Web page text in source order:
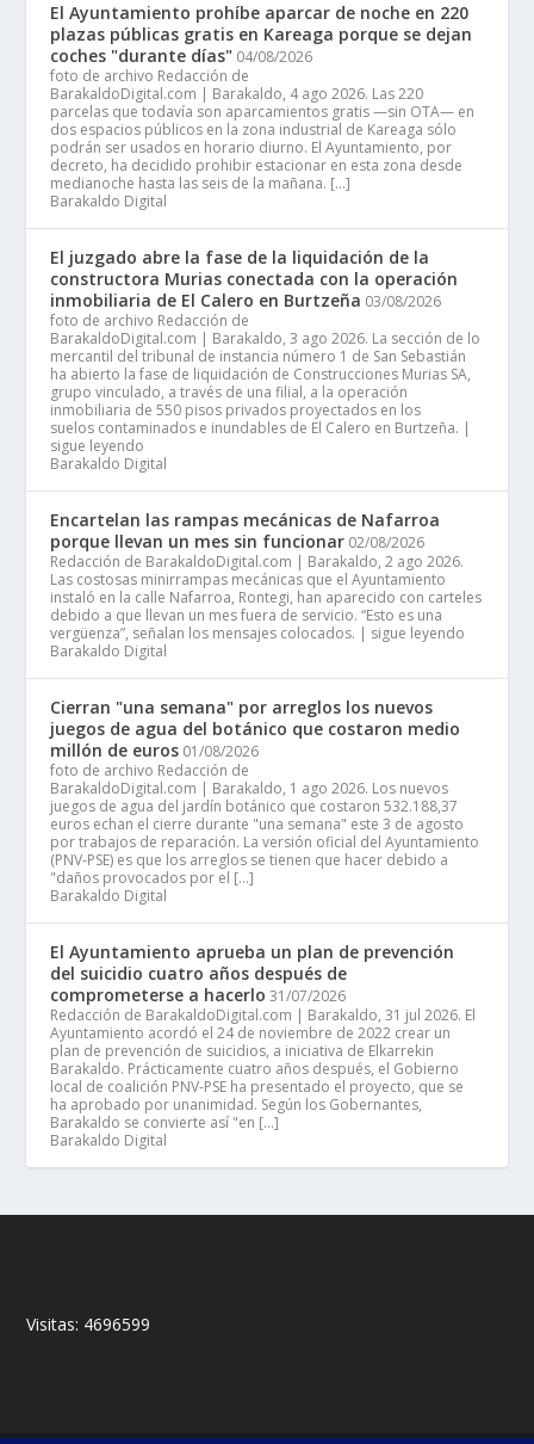
El Ayuntamiento prohíbe aparcar de noche en 220
plazas públicas gratis en Kareaga porque se dejan
coches "durante días" 04/08/2026
foto de archivo Redacción de
BarakaldoDigital.com | Barakaldo, 4 ago 2026. Las 220
parcelas que todavía son aparcamientos gratis —sin OTA— en
dos espacios públicos en la zona industrial de Kareaga sólo
podrán ser usados en horario diurno. El Ayuntamiento, por
decreto, ha decidido prohibir estacionar en esta zona desde
medianoche hasta las seis de la mañana. […]
Barakaldo Digital
El juzgado abre la fase de la liquidación de la
constructora Murias conectada con la operación
inmobiliaria de El Calero en Burtzeña 03/08/2026
foto de archivo Redacción de
BarakaldoDigital.com | Barakaldo, 3 ago 2026. La sección de lo
mercantil del tribunal de instancia número 1 de San Sebastián
ha abierto la fase de liquidación de Construcciones Murias SA,
grupo vinculado, a través de una filial, a la operación
inmobiliaria de 550 pisos privados proyectados en los
suelos contaminados e inundables de El Calero en Burtzeña. |
sigue leyendo
Barakaldo Digital
Encartelan las rampas mecánicas de Nafarroa
porque llevan un mes sin funcionar 02/08/2026
Redacción de BarakaldoDigital.com | Barakaldo, 2 ago 2026.
Las costosas minirrampas mecánicas que el Ayuntamiento
instaló en la calle Nafarroa, Rontegi, han aparecido con carteles
debido a que llevan un mes fuera de servicio. “Esto es una
vergüenza”, señalan los mensajes colocados. | sigue leyendo
Barakaldo Digital
Cierran "una semana" por arreglos los nuevos
juegos de agua del botánico que costaron medio
millón de euros 01/08/2026
foto de archivo Redacción de
BarakaldoDigital.com | Barakaldo, 1 ago 2026. Los nuevos
juegos de agua del jardín botánico que costaron 532.188,37
euros echan el cierre durante "una semana" este 3 de agosto
por trabajos de reparación. La versión oficial del Ayuntamiento
(PNV-PSE) es que los arreglos se tienen que hacer debido a
"daños provocados por el […]
Barakaldo Digital
El Ayuntamiento aprueba un plan de prevención
del suicidio cuatro años después de
comprometerse a hacerlo 31/07/2026
Redacción de BarakaldoDigital.com | Barakaldo, 31 jul 2026. El
Ayuntamiento acordó el 24 de noviembre de 2022 crear un
plan de prevención de suicidios, a iniciativa de Elkarrekin
Barakaldo. Prácticamente cuatro años después, el Gobierno
local de coalición PNV-PSE ha presentado el proyecto, que se
ha aprobado por unanimidad. Según los Gobernantes,
Barakaldo se convierte así "en […]
Barakaldo Digital
Visitas: 4696599